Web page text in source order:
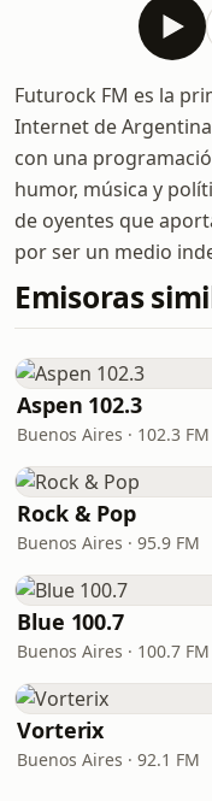
Futurock FM es la
Internet de
con una
humor, música y
de oyentes que
por ser un medio
Emisoras
Aspen 102.3
Buenos Aires · 102.3 FM
Rock & Pop
Buenos Aires · 95.9 FM
Blue 100.7
Buenos Aires · 100.7 FM
Vorterix
Buenos Aires · 92.1 FM